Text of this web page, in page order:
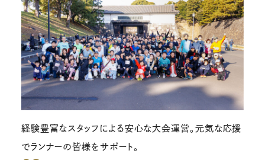
経験豊富なスタッフによる安心な大会運営。元気な応援
でランナーの皆様をサポート。